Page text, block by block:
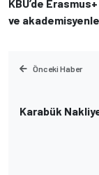
KBÜ’de
ve
Önceki Haber
Karabük